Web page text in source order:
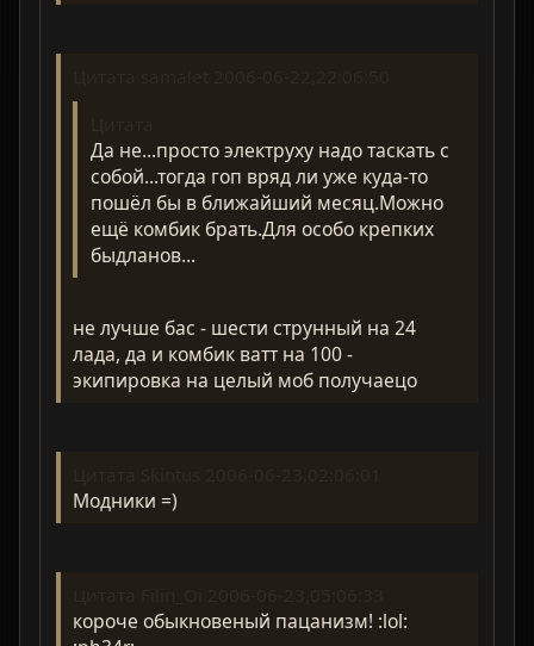
Да не...просто электруху надо таскать с
собой...тогда гоп вряд ли уже куда-то
пошёл бы в ближайший месяц.Можно
ещё комбик брать.Для особо крепких
быдланов...
не лучше бас - шести струнный на 24
лада, да и комбик ватт на 100 -
экипировка на целый моб получаецо
Модники =)
короче обыкновеный пацанизм! :lol: